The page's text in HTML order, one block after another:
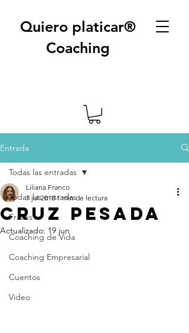
Quiero platicar®
Coaching
Entrada
Todas las entradas
Frases
Coaching de Vida
Coaching Empresarial
Cuentos
Video
Todas las entradas
Cruz pesada
Liliana Franco
7 jul 2018 1 min de lectura
Actualizado: 19 jun